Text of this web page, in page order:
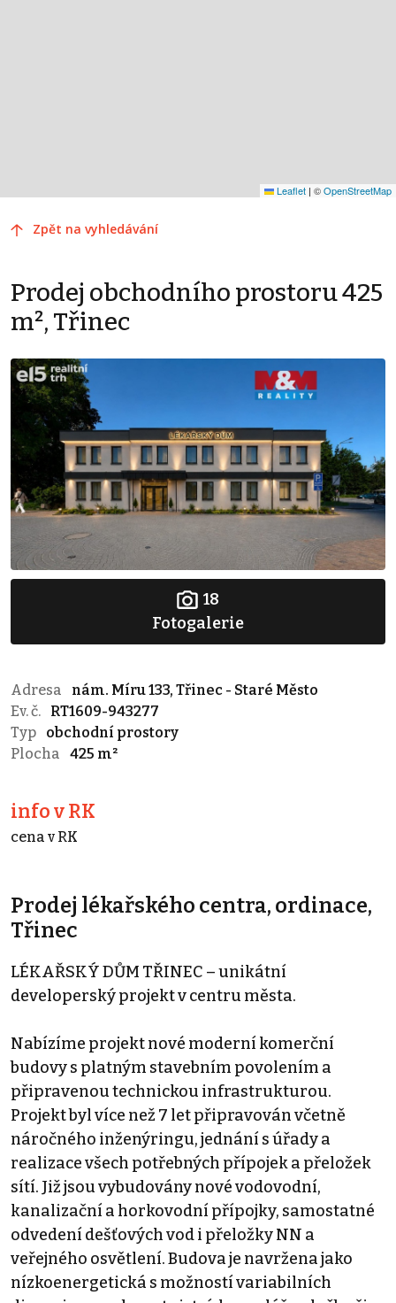
Leaflet | ©OpenStreetMap
Zpět na vyhledávání
Prodej obchodního prostoru 425
m², Třinec
18
Fotogalerie
Adresa
nám. Míru 133, Třinec - Staré Město
Ev. č.
RT1609-943277
Typ
obchodní prostory
Plocha
425 m²
info v RK
cena v RK
Prodej lékařského centra, ordinace,
Třinec
LÉKAŘSKÝ DŮM TŘINEC – unikátní
developerský projekt v centru města.
Nabízíme projekt nové moderní komerční
budovy s platným stavebním povolením a
připravenou technickou infrastrukturou.
Projekt byl více než 7 let připravován včetně
náročného inženýringu, jednání s úřady a
realizace všech potřebných přípojek a přeložek
sítí. Již jsou vybudovány nové vodovodní,
kanalizační a horkovodní přípojky, samostatné
odvedení dešťových vod i přeložky NN a
veřejného osvětlení. Budova je navržena jako
nízkoenergetická s možností variabilních